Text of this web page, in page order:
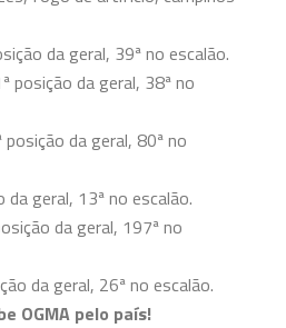
da geral, 39ª no escalão.
posição da geral, 38ª no
da geral, 80ª no
geral, 13ª no escalão.
da geral, 197ª no
da geral, 26ª no escalão.
OGMA pelo país!